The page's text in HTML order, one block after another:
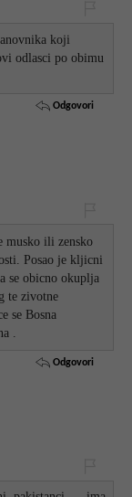
koji
odlasci po obimu
Odgovori
musko ili zensko
Posao je kljicni
se obicno okuplja
te zivotne
se Bosna
.
Odgovori